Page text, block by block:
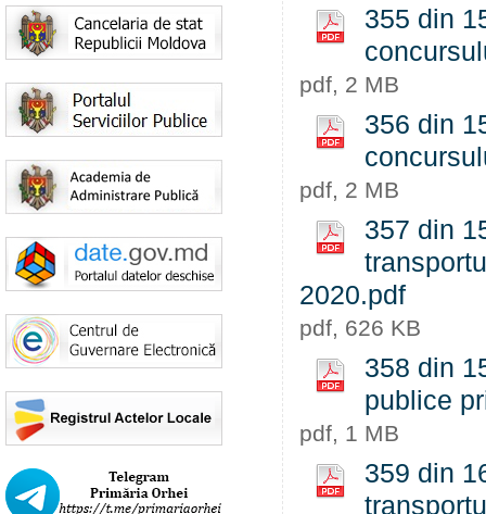
355 din
pdf, 2 MB
356 din
pdf, 2 MB
357 din
2020.pdf
pdf, 626 KB
358 din
publice
pdf, 1 MB
359 din